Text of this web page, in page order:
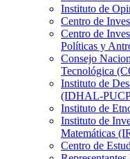
Instituto de
Centro de
Centro de
Políticas y
Consejo
Tecnológica
Instituto de
(IDHAL-
Instituto de
Instituto de
Matemáticas
Centro de